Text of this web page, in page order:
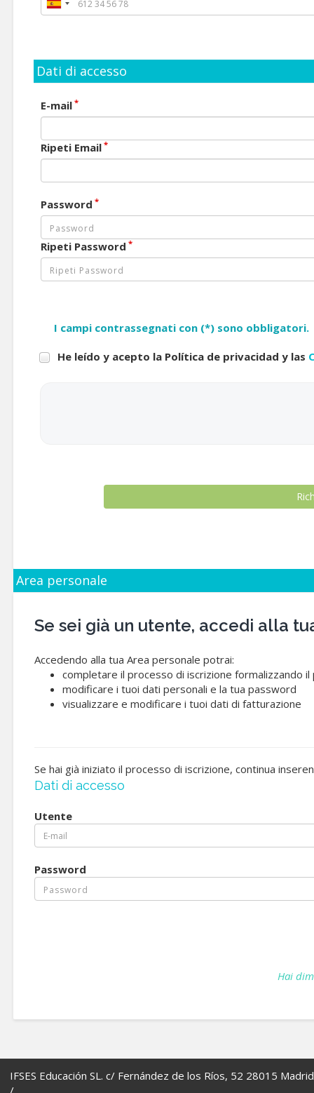
Dati di accesso
E-mail *
Ripeti Email *
Password *
Ripeti Password *
I campi contrassegnati con (*) sono obbligatori.
He leído y acepto la Política de privacidad y las
Area personale
Se sei già un utente, accedi alla tua
Accedendo alla tua Area personale potrai:
completare il processo di iscrizione formalizzando
modificare i tuoi dati personali e la tua password
visualizzare e modificare i tuoi dati di fatturazione
Se hai già iniziato il processo di iscrizione, continua
Dati di accesso
Utente
Password
Hai
IFSES Educación SL. c/ Fernández de los Ríos, 52 28015